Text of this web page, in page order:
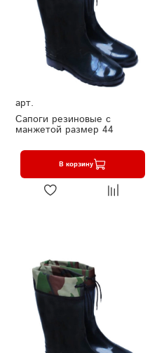
арт.
Сапоги резиновые с
манжетой размер 44
В корзину